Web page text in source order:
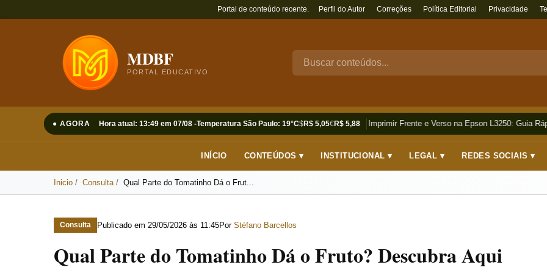
Portal de conteúdo recente. Perfil do Autor Correções Política Editorial Privacidade
MDBF
PORTAL EDUCATIVO
● AGORA Hora atual: 13:49 em 07/08 -Temperatura São Paulo: 19°C$R$ 5,05€R$ 5,88
Como Imprimir Frente e Verso na Epson L3250: Guia
INÍCIO CONTEÚDOS ▾ INSTITUCIONAL ▾ LEGAL ▾ REDES SOCIAIS ▾
Inicio Consulta Qual Parte do Tomatinho Dá o Frut...
Consulta Publicado em 29/05/2026 às 11:45Por Stéfano Barcellos
Qual Parte do Tomatinho Dá o Fruto? Descubra Aqui